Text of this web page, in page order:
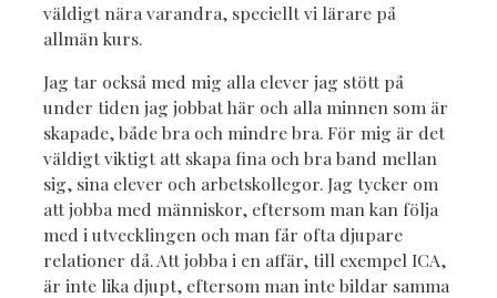
väldigt nära varandra, speciellt vi lärare på
allmän kurs.
Jag tar också med mig alla elever jag stött på
under tiden jag jobbat här och alla minnen som är
skapade, både bra och mindre bra. För mig är det
väldigt viktigt att skapa fina och bra band mellan
sig, sina elever och arbetskollegor. Jag tycker om
att jobba med människor, eftersom man kan följa
med i utvecklingen och man får ofta djupare
relationer då. Att jobba i en affär, till exempel ICA,
är inte lika djupt, eftersom man inte bildar samma